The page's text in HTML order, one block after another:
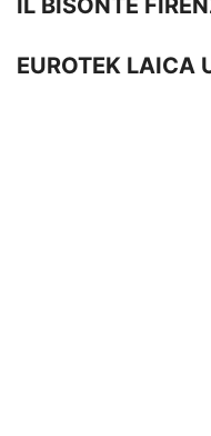
EUROTEK LAICA